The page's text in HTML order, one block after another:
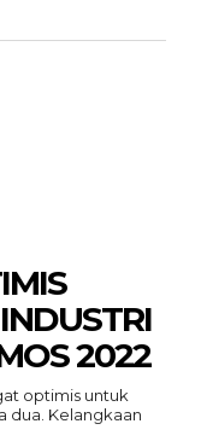
2022
optimis untuk
dua. Kelangkaan